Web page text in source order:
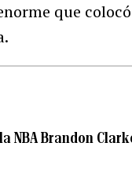
que
NBA Brandon